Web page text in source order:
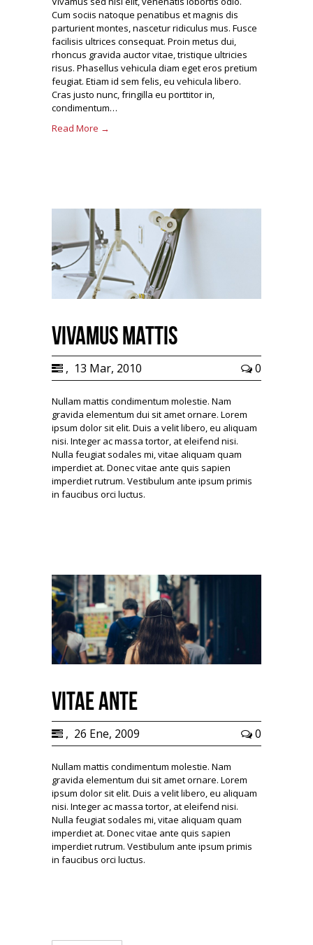
Cum sociis natoque penatibus et magnis dis
parturient montes, nascetur ridiculus mus. Fusce
facilisis ultrices consequat. Proin metus dui,
rhoncus gravida auctor vitae, tristique ultricies
risus. Phasellus vehicula diam eget eros pretium
feugiat. Etiam id sem felis, eu vehicula libero.
Cras justo nunc, fringilla eu porttitor in,
condimentum…
Read More →
Vivamus mattis
, 13 Mar, 2010 0
Nullam mattis condimentum molestie. Nam
gravida elementum dui sit amet ornare. Lorem
ipsum dolor sit elit. Duis a velit libero, eu aliquam
nisi. Integer ac massa tortor, at eleifend nisi.
Nulla feugiat sodales mi, vitae aliquam quam
imperdiet at. Donec vitae ante quis sapien
imperdiet rutrum. Vestibulum ante ipsum primis
in faucibus orci luctus.
Vitae ante
, 26 Ene, 2009 0
Nullam mattis condimentum molestie. Nam
gravida elementum dui sit amet ornare. Lorem
ipsum dolor sit elit. Duis a velit libero, eu aliquam
nisi. Integer ac massa tortor, at eleifend nisi.
Nulla feugiat sodales mi, vitae aliquam quam
imperdiet at. Donec vitae ante quis sapien
imperdiet rutrum. Vestibulum ante ipsum primis
in faucibus orci luctus.